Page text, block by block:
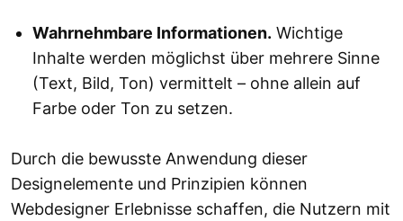
Wahrnehmbare Informationen. Wichtige
Inhalte werden möglichst über mehrere Sinne
(Text, Bild, Ton) vermittelt – ohne allein auf
Farbe oder Ton zu setzen.
Durch die bewusste Anwendung dieser
Designelemente und Prinzipien können
Webdesigner Erlebnisse schaffen, die Nutzern mit